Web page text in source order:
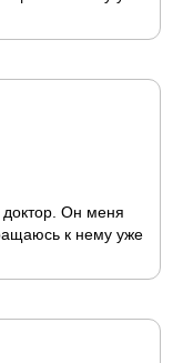
Он меня
к нему уже